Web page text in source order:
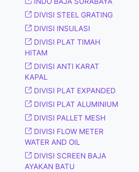
DIVISI STEEL GRATING
DIVISI INSULASI
DIVISI PLAT TIMAH
HITAM
DIVISI ANTI KARAT
KAPAL
DIVISI PLAT EXPANDED
DIVISI PLAT ALUMINIUM
DIVISI PALLET MESH
DIVISI FLOW METER
WATER AND OIL
DIVISI SCREEN BAJA
AYAKAN BATU